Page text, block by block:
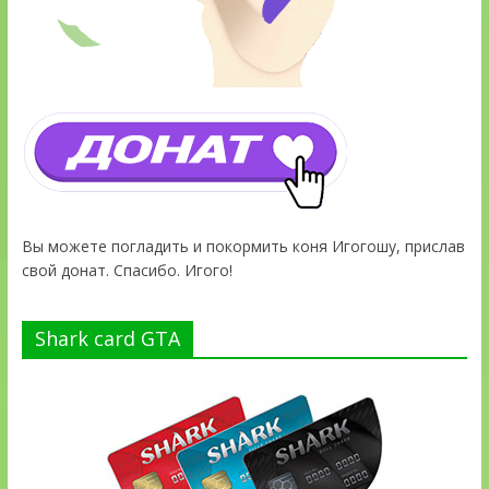
Вы можете погладить и покормить коня Игогошу, прислав
свой донат. Спасибо. Игого!
Shark card GTA